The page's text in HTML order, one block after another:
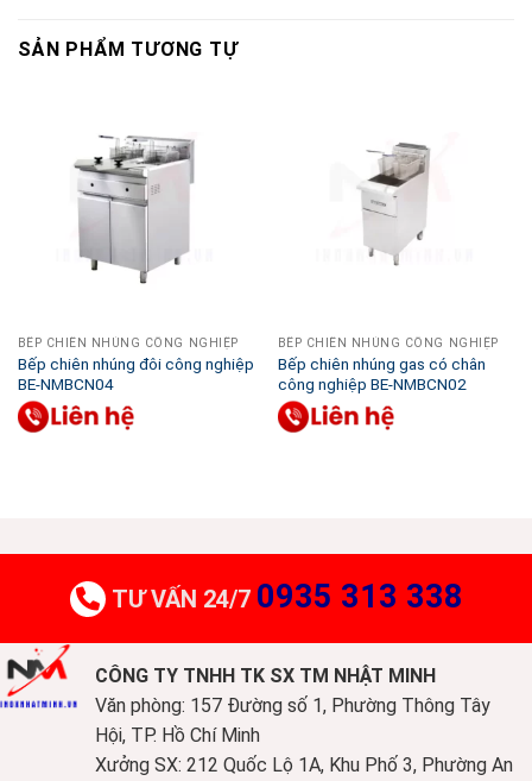
SẢN PHẨM TƯƠNG TỰ
BẾP CHIÊN NHÚNG CÔNG NGHIỆP
Bếp chiên nhúng đôi công nghiệp
BE-NMBCN04
BẾP CHIÊN NHÚNG CÔNG NGHIỆP
Bếp chiên nhúng gas có chân
công nghiệp BE-NMBCN02
TƯ VẤN 24/7 0935 313 338
CÔNG TY TNHH TK SX TM NHẬT MINH
Văn phòng: 157 Đường số 1, Phường Thông Tây
Hội, TP. Hồ Chí Minh
Xưởng SX: 212 Quốc Lộ 1A, Khu Phố 3, Phường An